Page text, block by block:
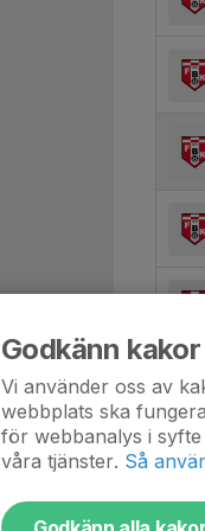
Godkänn kakor
Vi använder oss av
webbplats ska
för webbanalys i
våra tjänster. Så